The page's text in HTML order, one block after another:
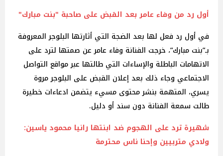
أول رد من وفاء عامر بعد القبض على صاحبة "بنت مبارك"‎
في أول رد فعل لها بعد الضجة التي أثارتها البلوجر المعروفة
بـ”بنت مبارك”، خرجت الفنانة وفاء عامر عن صمتها لترد على
الاتهامات الباطلة والإساءات التي طالتها عبر مواقع التواصل
الاجتماعي وجاء ذلك بعد إعلان القبض على البلوجر مروة
يسري، المتهمة بنشر محتوى مسيء يتضمن ادعاءات خطيرة
طالت سمعة الفنانة دون سند أو دليل.
شهيرة ترد على الهجوم ضد ابنتها رانيا محمود ياسين:
ولادي متربيين وإحنا ناس محترمة